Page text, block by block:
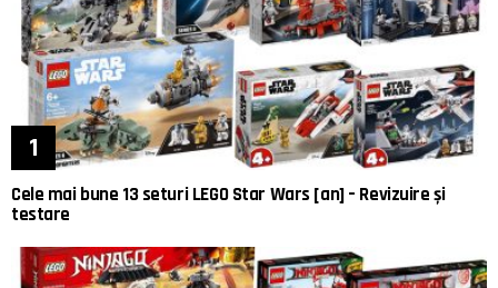
Cele mai bune 13 seturi LEGO Star Wars [an] – Revizuire și
testare